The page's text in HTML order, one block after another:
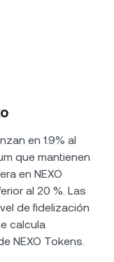
en 1.9% al
que mantienen
en NEXO
al 20 %. Las
de fidelización
calcula
NEXO Tokens.